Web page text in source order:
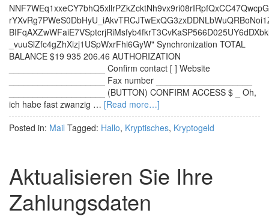
_vuuSlZfc4gZhXizj1USpWxrFhi6GyW" Synchronization TOTAL
BALANCE $19 935 206.46 AUTHORIZATION
____________________ Confirm contact [ ] Website
____________________ Fax number ____________________
____________________ (BUTTON) CONFIRM ACCESS $ _ Oh,
ich habe fast zwanzig … [Read more…]
Posted in: Mail Tagged: Hallo, Kryptisches, Kryptogeld
Aktualisieren Sie Ihre
Zahlungsdaten